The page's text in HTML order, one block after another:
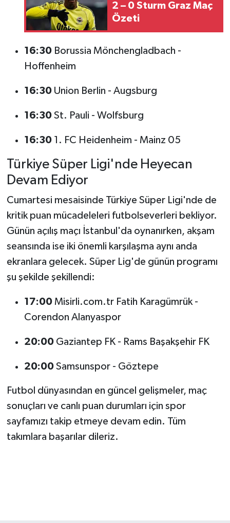
2 – 0 Sturm Graz Maç
Özeti
16:30Borussia Mönchengladbach -
Hoffenheim
16:30Union Berlin - Augsburg
16:30St. Pauli - Wolfsburg
16:301. FC Heidenheim - Mainz 05
Türkiye Süper Ligi'nde Heyecan
Devam Ediyor
Cumartesi mesaisinde Türkiye Süper Ligi'nde de
kritik puan mücadeleleri futbolseverleri bekliyor.
Günün açılış maçı İstanbul'da oynanırken, akşam
seansında ise iki önemli karşılaşma aynı anda
ekranlara gelecek. Süper Lig'de günün programı
şu şekilde şekillendi:
17:00Misirli.com.tr Fatih Karagümrük -
Corendon Alanyaspor
20:00Gaziantep FK - Rams Başakşehir FK
20:00Samsunspor - Göztepe
Futbol dünyasından en güncel gelişmeler, maç
sonuçları ve canlı puan durumları için spor
sayfamızı takip etmeye devam edin. Tüm
takımlara başarılar dileriz.